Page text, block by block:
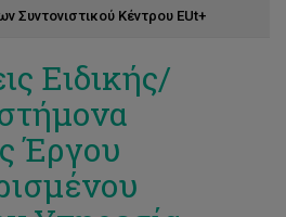
Συντονιστικού Κέντρου EUt+
Ειδικής/
Έργου